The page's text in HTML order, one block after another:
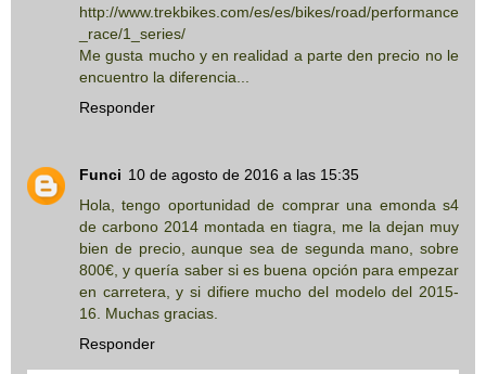
http://www.trekbikes.com/es/es/bikes/road/performance
_race/1_series/
Me gusta mucho y en realidad a parte den precio no le
encuentro la diferencia...
Responder
Funci 10 de agosto de 2016 a las 15:35
Hola, tengo oportunidad de comprar una emonda s4
de carbono 2014 montada en tiagra, me la dejan muy
bien de precio, aunque sea de segunda mano, sobre
800€, y quería saber si es buena opción para empezar
en carretera, y si difiere mucho del modelo del 2015-
16. Muchas gracias.
Responder